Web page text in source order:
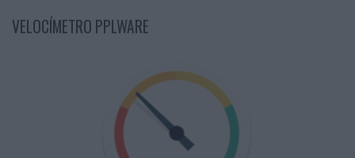
VELOCÍMETRO PPLWARE